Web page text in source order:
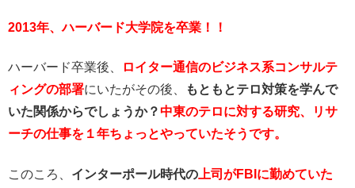
2013年、ハーバード大学院を卒業！！
ハーバード卒業後、
ロイター通信のビジネス系コンサルテ
ィングの部署にいたがその後、
もともとテロ対策を学んで
いた関係からでしょうか？中東のテロに対する研究、リサ
ーチの仕事を１年ちょっとやっていたそうです。
このころ、 インターポール時代の 上司がFBIに勤めていた